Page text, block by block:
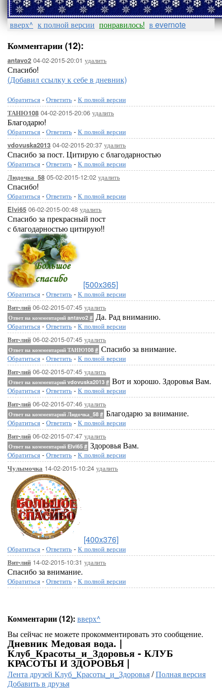
вверх^ к полной версии понравилось! в evernote
Комментарии (12):
antavo2 04-02-2015-20:01 удалить
Спасибо!
(Добавил ссылку к себе в дневник)
Обратиться - Ответить - К полной версии
ТАНЮ108 04-02-2015-20:06 удалить
Благодарю!
Обратиться - Ответить - К полной версии
vdovuska2013 04-02-2015-20:37 удалить
Спасибо за пост. Цитирую с благодарностью
Обратиться - Ответить - К полной версии
Людочка_58 05-02-2015-12:02 удалить
Спасибо!
Обратиться - Ответить - К полной версии
Elvi65 06-02-2015-00:48 удалить
Спасибо за прекрасный пост
с благодарностью цитирую!!
[500x365]
Обратиться - Ответить - К полной версии
Вит-лий 06-02-2015-07:45 удалить
Ответ на комментарий antavo2 # Да. Рад вниманию.
Обратиться - Ответить - К полной версии
Вит-лий 06-02-2015-07:45 удалить
Ответ на комментарий ТАНЮ108 # Спасибо за внимание.
Обратиться - Ответить - К полной версии
Вит-лий 06-02-2015-07:45 удалить
Ответ на комментарий vdovuska2013 # Вот и хорошо. Здоровья Вам.
Обратиться - Ответить - К полной версии
Вит-лий 06-02-2015-07:46 удалить
Ответ на комментарий Людочка_58 # Благодарю за внимание.
Обратиться - Ответить - К полной версии
Вит-лий 06-02-2015-07:47 удалить
Ответ на комментарий Elvi65 # Здоровья Вам.
Обратиться - Ответить - К полной версии
Чулымочка 14-02-2015-10:24 удалить
[400x376]
Обратиться - Ответить - К полной версии
Вит-лий 14-02-2015-10:31 удалить
Спасибо за внимание.
Обратиться - Ответить - К полной версии
Комментарии (12): вверх^
Вы сейчас не можете прокомментировать это сообщение.
Дневник Медовая вода. |
Клуб_Красоты_и_Здоровья - КЛУБ
КРАСОТЫ И ЗДОРОВЬЯ |
Лента друзей Клуб_Красоты_и_Здоровья/Полная версия
Добавить в друзья